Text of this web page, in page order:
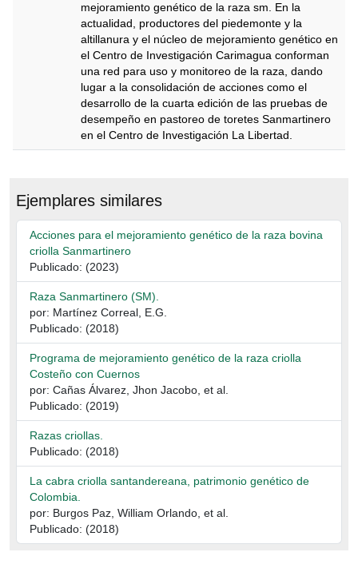
mejoramiento genético de la raza sm. En la
actualidad, productores del piedemonte y la
altillanura y el núcleo de mejoramiento genético en
el Centro de Investigación Carimagua conforman
una red para uso y monitoreo de la raza, dando
lugar a la consolidación de acciones como el
desarrollo de la cuarta edición de las pruebas de
desempeño en pastoreo de toretes Sanmartinero
en el Centro de Investigación La Libertad.
Ejemplares similares
Acciones para el mejoramiento genético de la raza bovina
criolla Sanmartinero
Publicado: (2023)
Raza Sanmartinero (SM).
por: Martínez Correal, E.G.
Publicado: (2018)
Programa de mejoramiento genético de la raza criolla
Costeño con Cuernos
por: Cañas Álvarez, Jhon Jacobo, et al.
Publicado: (2019)
Razas criollas.
Publicado: (2018)
La cabra criolla santandereana, patrimonio genético de
Colombia.
por: Burgos Paz, William Orlando, et al.
Publicado: (2018)